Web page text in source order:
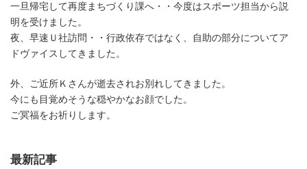
一旦帰宅して再度まちづくり課へ・・今度はスポーツ担当から説
明を受けました。
夜、早速Ｕ社訪問・・行政依存ではなく、自助の部分についてア
ドヴァイスしてきました。
外、ご近所Ｋさんが逝去されお別れしてきました。
今にも目覚めそうな穏やかなお顔でした。
ご冥福をお祈りします。
最新記事